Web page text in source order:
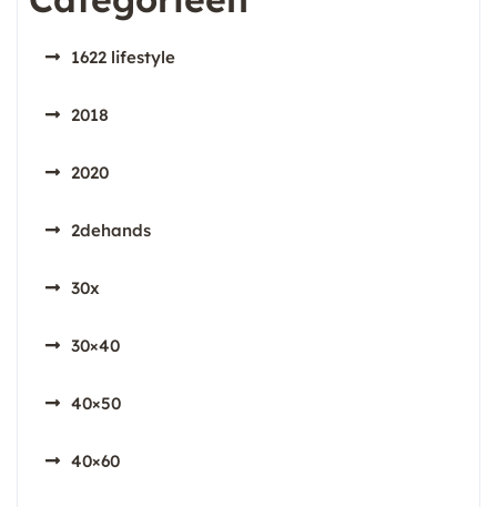
1622 lifestyle
2018
2020
2dehands
30x
30×40
40×50
40×60